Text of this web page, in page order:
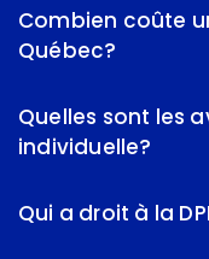
Combien coûte
Québec?
Quelles sont les
individuelle?
Qui a droit à la